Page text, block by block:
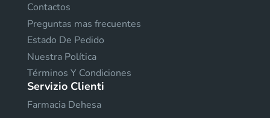
Contactos
Preguntas mas frecuentes
Estado De Pedido
Nuestra Política
Términos Y Condiciones
Servizio Clienti
Farmacia Dehesa